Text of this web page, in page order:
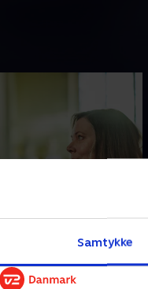
Samtykke
gør et dristigt
deres fangst til
Vinnie